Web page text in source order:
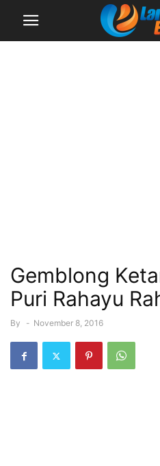
Gemblong
Puri Rahayu
By - November 8, 2016